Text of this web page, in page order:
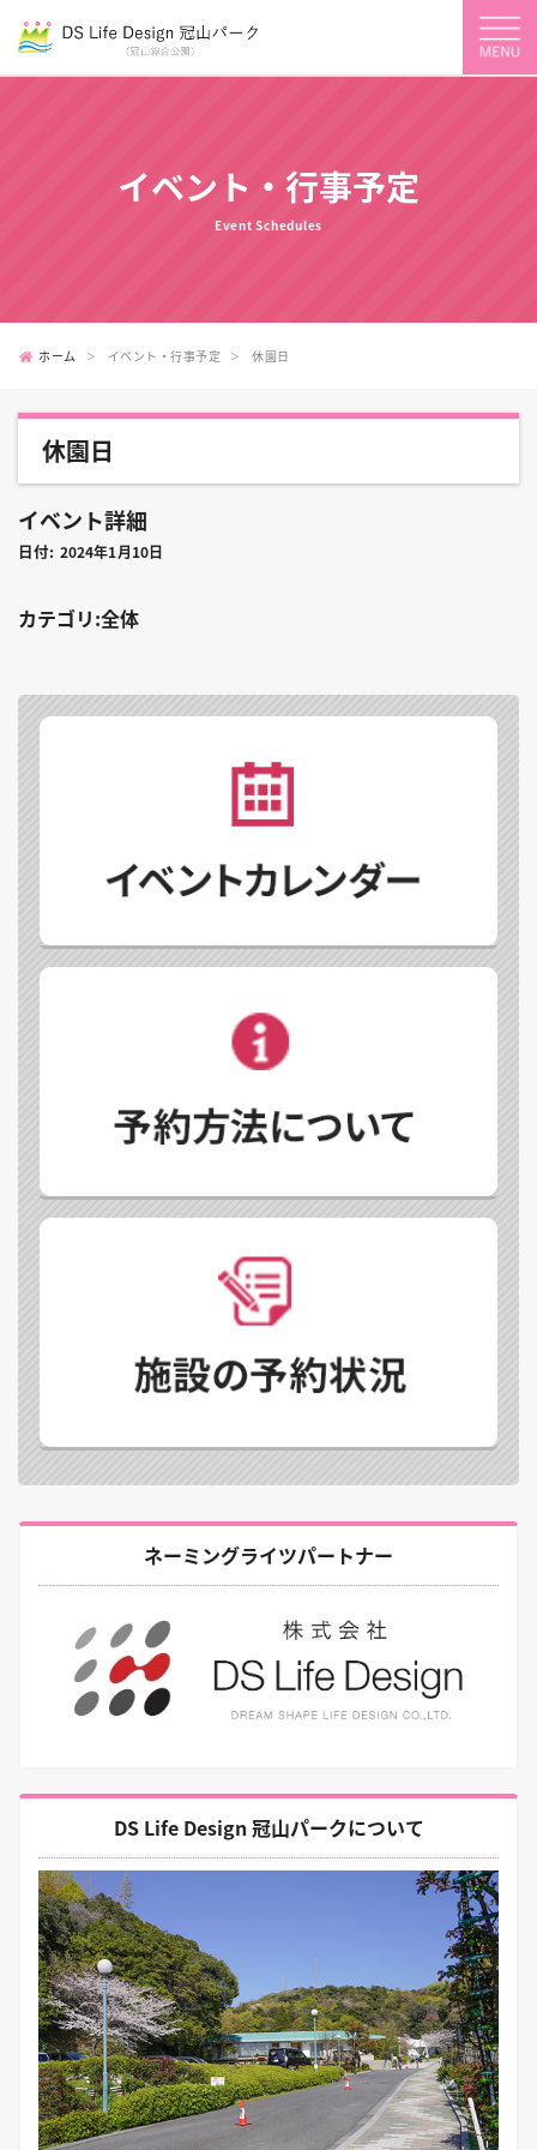
イベント・行事予定
Event Schedules
ホーム イベント・行事予定 休園日
休園日
イベント詳細
日付: 2024年1月10日
カテゴリ:全体
ネーミングライツパートナー
DS Life Design 冠山パークについて